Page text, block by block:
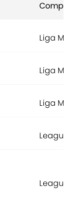
Liga MX
Liga MX
Liga MX
Leagues
Leagues